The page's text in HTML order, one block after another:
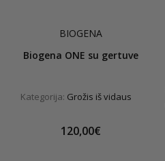
BIOGENA
Biogena ONE su gertuve
Kategorija: Grožis iš vidaus
120,00€